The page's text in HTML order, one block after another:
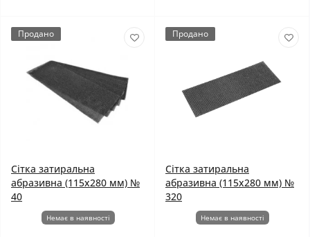
Продано
Сітка затиральна
абразивна (115x280 мм) №
40
Немає в наявності
Продано
Сітка затиральна
абразивна (115x280 мм) №
320
Немає в наявності